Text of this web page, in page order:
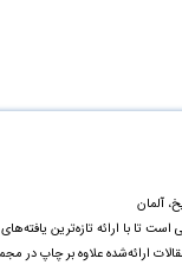
آلمان
ارائه تازه‌ترین یافته‌های